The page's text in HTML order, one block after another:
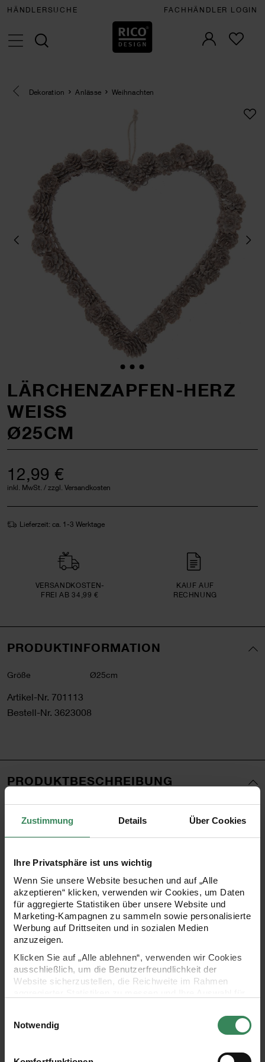
Zustimmung Details Über Cookies
Ihre Privatsphäre ist uns wichtig
Wenn Sie unsere Website besuchen und auf „Alle
akzeptieren“ klicken, verwenden wir Cookies, um Daten
für aggregierte Statistiken über unsere Website und
Marketing-Kampagnen zu sammeln sowie personalisierte
Werbung auf Drittseiten und in sozialen Medien
anzuzeigen.
Klicken Sie auf „Alle ablehnen“, verwenden wir Cookies
ausschließlich, um die Benutzerfreundlichkeit der
Website sicherzustellen, die Reichweite im Rahmen
Ihre Einwilligung ist freiwillig und kann jederzeit über den
Link „Cookie-Einstellungen“ im Fußbereich der Seite
verwendeten Technologien und den Empfängern der
Notwendig
HÄNDLERSUCHE FACHHÄNDLER LOGIN
Eine Kategorie zurück navigieren
Dekoration Anlässe Weihnachten
LÄRCHENZAPFEN-HERZ
WEISS
Ø25CM
12,99 €
inkl. MwSt. / zzgl. Versandkosten
Lieferzeit: ca. 1-3 Werktage
VERSAND­KOSTEN­
FREI AB 34,99 €
KAUF AUF
RECHNUNG
PRODUKTINFORMATION
Größe Ø25cm
Artikel-Nr. 701113
Bestell-Nr. 3623008
PRODUKTBESCHREIBUNG
Durchmesser von 25 cm, besteht aus echten
Zuhause. Ob an der Haustür oder an der Wohnwand –
dieses Zapfenherz verschönert Ihre Umgebung und schafft
eine festliche Atmosphäre, die Vorfreude auf das
Weihnachtsfest weckt!
- natürliches Zapfenherz zum Dekorieren